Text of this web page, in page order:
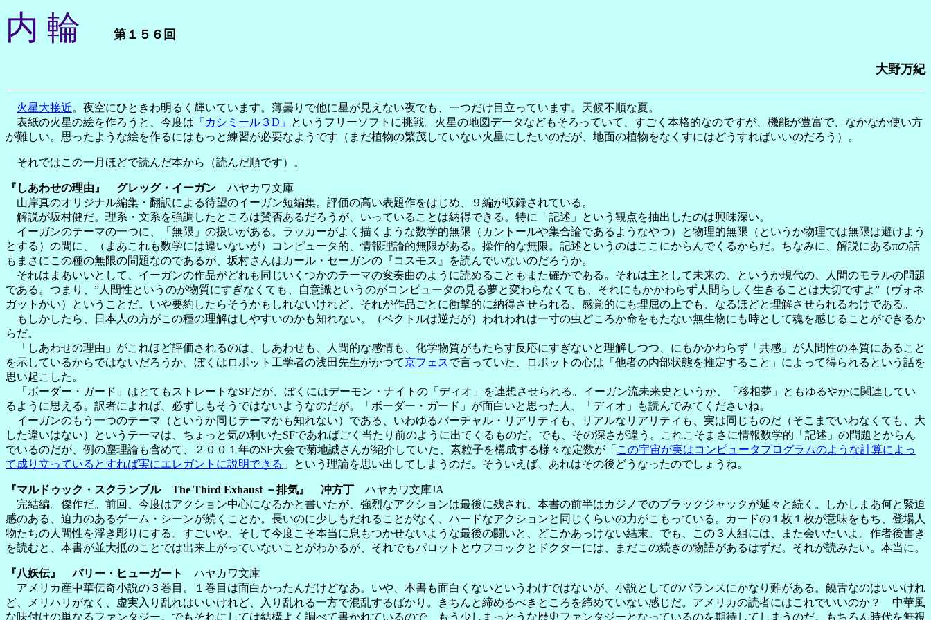
内 輪 第１５６回
大野万紀
火星大接近。夜空にひときわ明るく輝いています。薄曇りで他に星が見えない夜でも、一つだけ目立っています。天候不順な夏。
表紙の火星の絵を作ろうと、今度は 「カシミール３D」
というフリーソフトに挑戦。火星の地図データなどもそろっていて、すごく本格的なのですが、機能が豊富で、なかなか使い方
が難しい。思ったような絵を作るにはもっと練習が必要なようです（まだ植物の繁茂していない火星にしたいのだが、地面の植物をなくすにはどうすればいいのだろう）。
それではこの一月ほどで読んだ本から（読んだ順です）。
『しあわせの理由』 グレッグ・イーガン ハヤカワ文庫
山岸真のオリジナル編集・翻訳による待望のイーガン短編集。評価の高い表題作をはじめ、９編が収録されている。
解説が坂村健だ。理系・文系を強調したところは賛否あるだろうが、いっていることは納得できる。特に「記述」という観点を抽出したのは興味深い。
イーガンのテーマの一つに、「無限」の扱いがある。ラッカーがよく描くような数学的無限（カントールや集合論であるようなやつ）と物理的無限（というか物理では無限は避けよう
とする）の間に、（まあこれも数学には違いないが）コンピュータ的、情報理論的無限がある。操作的な無限。記述というのはここにからんでくるからだ。ちなみに、解説にあるπの話
もまさにこの種の無限の問題なのであるが、坂村さんはカール・セーガンの『コスモス』を読んでいないのだろうか。
それはまあいいとして、イーガンの作品がどれも同じいくつかのテーマの変奏曲のように読めることもまた確かである。それは主として未来の、というか現代の、人間のモラルの問題
である。つまり、”人間性というのが物質にすぎなくても、自意識というのがコンピュータの見る夢と変わらなくても、それにもかかわらず人間らしく生きることは大切ですよ”（ヴォネ
ガットかい）ということだ。いや要約したらそうかもしれないけれど、それが作品ごとに衝撃的に納得させられる、感覚的にも理屈の上でも、なるほどと理解させられるわけである。
もしかしたら、日本人の方がこの種の理解はしやすいのかも知れない。（ベクトルは逆だが）われわれは一寸の虫どころか命をもたない無生物にも時として魂を感じることができるか
らだ。
「しあわせの理由」がこれほど評価されるのは、しあわせも、人間的な感情も、化学物質がもたらす反応にすぎないと理解しつつ、にもかかわらず「共感」が人間性の本質にあること
を示しているからではないだろうか。ぼくはロボット工学者の浅田先生がかつて京フェスで言っていた、ロボットの心は「他者の内部状態を推定すること」によって得られるという話を
思い起こした。
「ボーダー・ガード」はとてもストレートなSFだが、ぼくにはデーモン・ナイトの「ディオ」を連想させられる。イーガン流未来史というか、「移相夢」ともゆるやかに関連してい
るように思える。訳者によれば、必ずしもそうではないようなのだが。「ボーダー・ガード」が面白いと思った人、「ディオ」も読んでみてくださいね。
イーガンのもう一つのテーマ（というか同じテーマかも知れない）である、いわゆるバーチャル・リアリティも、リアルなリアリティも、実は同じものだ（そこまでいわなくても、大
した違いはない）というテーマは、ちょっと気の利いたSFであればごく当たり前のように出てくるものだ。でも、その深さが違う。これこそまさに情報数学的「記述」の問題とからん
でいるのだが、例の塵理論も含めて、２００１年のSF大会で菊地誠さんが紹介していた、素粒子を構成する様々な定数が「 この宇宙が実はコンピュータプログラムのような計算によっ
て成り立っているとすれば実にエレガントに説明できる 」という理論を思い出してしまうのだ。そういえば、あれはその後どうなったのでしょうね。
『マルドゥック・スクランブル The Third Exhaust －排気』 冲方丁 ハヤカワ文庫JA
完結編。傑作だ。前回、今度はアクション中心になるかと書いたが、強烈なアクションは最後に残され、本書の前半はカジノでのブラックジャックが延々と続く。しかしまあ何と緊迫
感のある、迫力のあるゲーム・シーンが続くことか。長いのに少しもだれることがなく、ハードなアクションと同じくらいの力がこもっている。カードの１枚１枚が意味をもち、登場人
物たちの人間性を浮き彫りにする。すごいや。そして今度こそ本当に息もつかせないような最後の闘いと、どこかあっけない結末。でも、この３人組には、また会いたいよ。作者後書き
を読むと、本書が並大抵のことでは出来上がっていないことがわかるが、それでもパロットとウフコックとドクターには、まだこの続きの物語があるはずだ。それが読みたい。本当に。
『八妖伝』 バリー・ヒューガート
ハヤカワ文庫
アメリカ産中華伝奇小説の３巻目。１巻目は面白かったんだけどなあ。いや、本書も面白くないというわけではないが、小説としてのバランスにかなり難がある。饒舌なのはいいけれ
ど、メリハリがなく、虚実入り乱れはいいけれど、入り乱れる一方で混乱するばかり。きちんと締めるべきところを締めていない感じだ。アメリカの読者にはこれでいいのか？ 中華風
な味付けの単なるファンタジー。でもそれにしては結構よく調べて書かれているので、もう少しまっとうな歴史ファンタジーとなっているのを期待してしまうのだ。もちろん時代を無視